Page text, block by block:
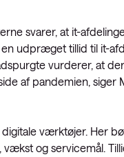
svarer, at it-
udpræget tillid til it-
vurderer, at
af pandemien,
værktøjer. Her
og servicemål.